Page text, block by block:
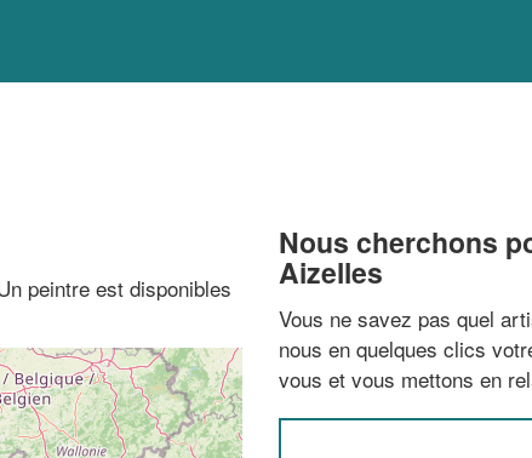
peintre est disponibles
Nous cherchons
Aizelles
Vous ne savez pas quel
nous en quelques clics
vous et vous mettons en